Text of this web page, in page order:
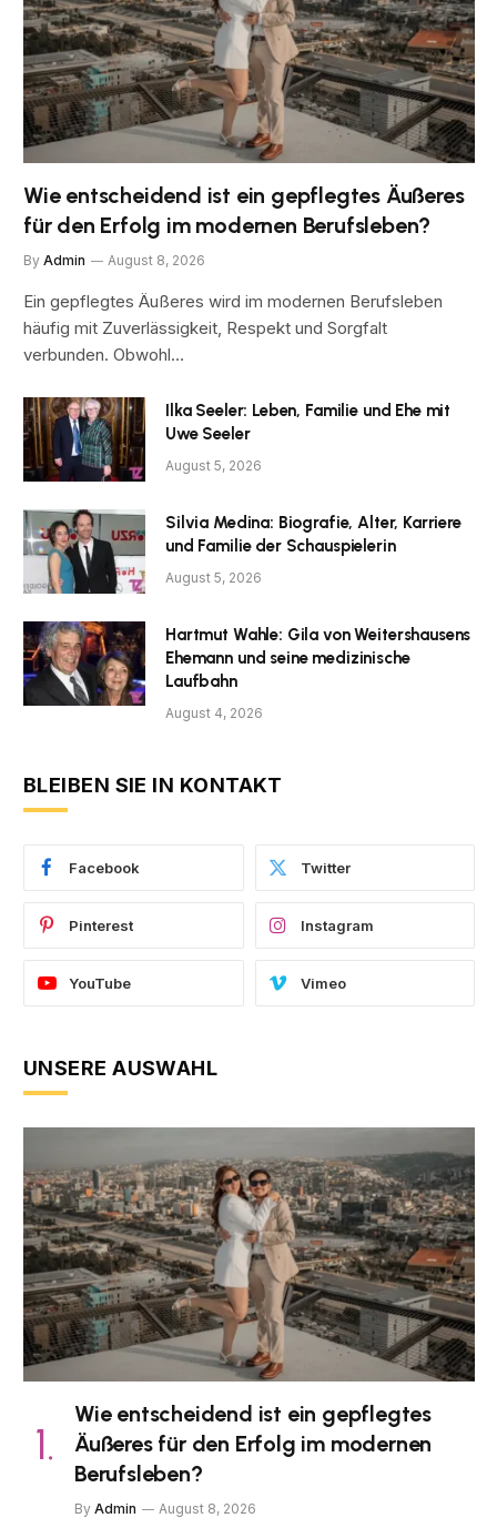
Wie entscheidend ist ein gepflegtes Äußeres
für den Erfolg im modernen Berufsleben?
By Admin August 8, 2026
Ein gepflegtes Äußeres wird im modernen Berufsleben
häufig mit Zuverlässigkeit, Respekt und Sorgfalt
verbunden. Obwohl…
Ilka Seeler: Leben, Familie und Ehe mit
Uwe Seeler
August 5, 2026
Silvia Medina: Biografie, Alter, Karriere
und Familie der Schauspielerin
August 5, 2026
Hartmut Wahle: Gila von Weitershausens
Ehemann und seine medizinische
Laufbahn
August 4, 2026
BLEIBEN SIE IN KONTAKT
Facebook Twitter
Pinterest Instagram
YouTube Vimeo
UNSERE AUSWAHL
Wie entscheidend ist ein gepflegtes
Äußeres für den Erfolg im modernen
Berufsleben?
By Admin August 8, 2026